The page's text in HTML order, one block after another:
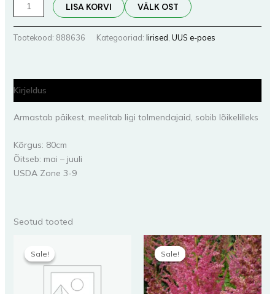
LISA KORVI VÄLK OST
Tootekood: 888636 Kategooriad: Iirised UUS e-poes
Kirjeldus
Armastab päikest, meelitab ligi tolmendajaid, sobib lõikelilleks
Kõrgus: 80cm
Õitseb: mai – juuli
USDA Zone 3-9
Seotud tooted
Sale!
Sale!
hind
oli:
5,00 €.3,00 €.
Sale!
Sale!
Algne
hind
oli:
6,00 €.
Praegune
hind
on:
3,60 €.